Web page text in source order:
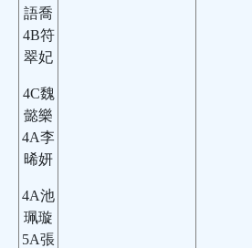
語喬
4B符
翠妃
4C魏
懿樂
4A李
晞妍
4A池
珮璇
5A張